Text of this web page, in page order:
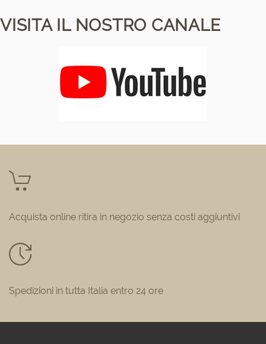
VISITA IL NOSTRO CANALE
Acquista online ritira in negozio senza costi aggiuntivi
Spedizioni in tutta Italia entro 24 ore